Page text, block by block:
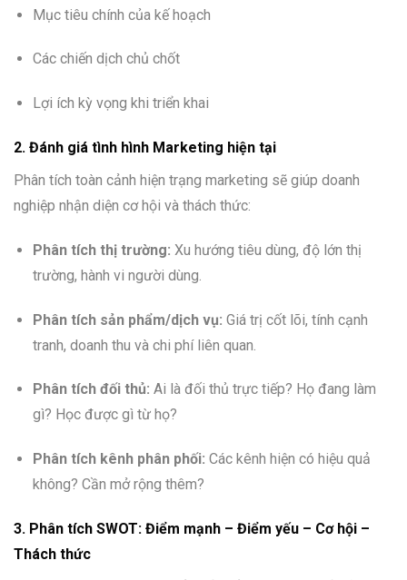
Mục tiêu chính của kế hoạch
Các chiến dịch chủ chốt
Lợi ích kỳ vọng khi triển khai
2. Đánh giá tình hình Marketing hiện tại
Phân tích toàn cảnh hiện trạng marketing sẽ giúp doanh
nghiệp nhận diện cơ hội và thách thức:
Phân tích thị trường: Xu hướng tiêu dùng, độ lớn thị
trường, hành vi người dùng.
Phân tích sản phẩm/dịch vụ: Giá trị cốt lõi, tính cạnh
tranh, doanh thu và chi phí liên quan.
Phân tích đối thủ: Ai là đối thủ trực tiếp? Họ đang làm
gì? Học được gì từ họ?
Phân tích kênh phân phối: Các kênh hiện có hiệu quả
không? Cần mở rộng thêm?
3. Phân tích SWOT: Điểm mạnh – Điểm yếu – Cơ hội –
Thách thức